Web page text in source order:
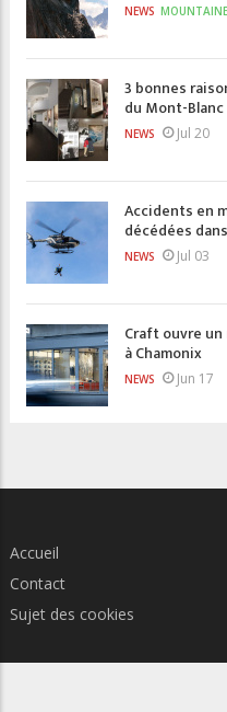
NEWS
3 bonnes
du Mont-Blanc
NEWS Jul 20
Accidents en
décédées
NEWS Jul 03
Craft ouvre
à Chamonix
NEWS Jun 17
Accueil
Contact
Sujet des cookies